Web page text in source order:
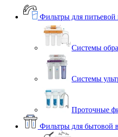
Фильтры для питьевой
Системы
Системы
Проточные
Фильтры для бытовой